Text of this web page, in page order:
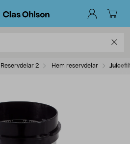
Reservdelar 2 Hem reservdelar